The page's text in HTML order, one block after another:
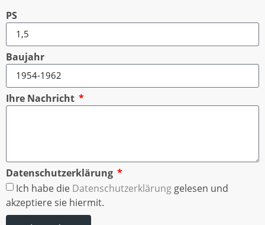
PS
Baujahr
Ihre Nachricht
Datenschutzerklärung
Ich habe die Datenschutzerklärung gelesen und
akzeptiere sie hiermit.